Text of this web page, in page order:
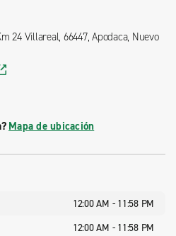
24 Villareal, 66447, Apodaca, Nuevo
Mapa de ubicación
12:00 AM - 11:58 PM
12:00 AM - 11:58 PM